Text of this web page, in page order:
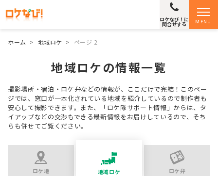
MENU
ロケなび！に
問合せする
ホーム > 地域ロケ > ページ 2
地域ロケの情報一覧
撮影場所・宿泊・ロケ弁などの情報が、ここだけで完結！ このペー
ジでは、窓口が一本化されている地域を紹介しているので制作者も
安心して撮影できます。 また、「ロケ隊サポート情報」からは、タ
イアップなどの交渉もできる最新情報をお届けしているので、そち
らも併せてご覧ください。
ロケ地 地域ロケ ロケ弁